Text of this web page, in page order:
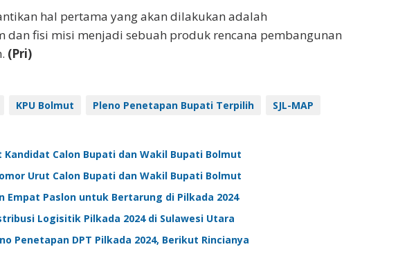
hal pertama yang akan dilakukan adalah
dan fisi misi menjadi sebuah produk rencana pembangunan
(Pri)
KPU Bolmut Pleno Penetapan Bupati Terpilih SJL-MAP
Kandidat Calon Bupati dan Wakil Bupati Bolmut
Urut Calon Bupati dan Wakil Bupati Bolmut
Empat Paslon untuk Bertarung di Pilkada 2024
Logisitik Pilkada 2024 di Sulawesi Utara
Penetapan DPT Pilkada 2024, Berikut Rincianya